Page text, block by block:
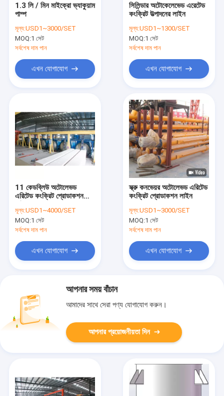
1.3 লি / মিন মাইক্রো ভ্যাকুয়াম
পাম্প
মূল্য:USD1~3000/SET
MOQ:1 সেট
সর্বশেষ দাম পান
এখন যোগাযোগ
সিলিন্ডার অটোকেলেভেড এরেটেড
কংক্রিট উত্পাদনের লাইন
মূল্য:USD1~1300/SET
MOQ:1 সেট
সর্বশেষ দাম পান
এখন যোগাযোগ
11 কেডব্লিউ অটোলেভড
এরিটেড কংক্রিট প্রোডাকশন
মূল্য:USD1~4000/SET
MOQ:1 সেট
সর্বশেষ দাম পান
এখন যোগাযোগ
স্ক্রু কনভেয়র অটোলেভড এরিটেড
কংক্রিট প্রোডাকশন লাইন
মূল্য:USD1~3000/SET
MOQ:1 সেট
সর্বশেষ দাম পান
এখন যোগাযোগ
আপনার সময় বাঁচান
আমাদের সাথে সেরা পণ্য যোগাযোগ করুন।
আপনার প্রয়োজনীয়তা দিন